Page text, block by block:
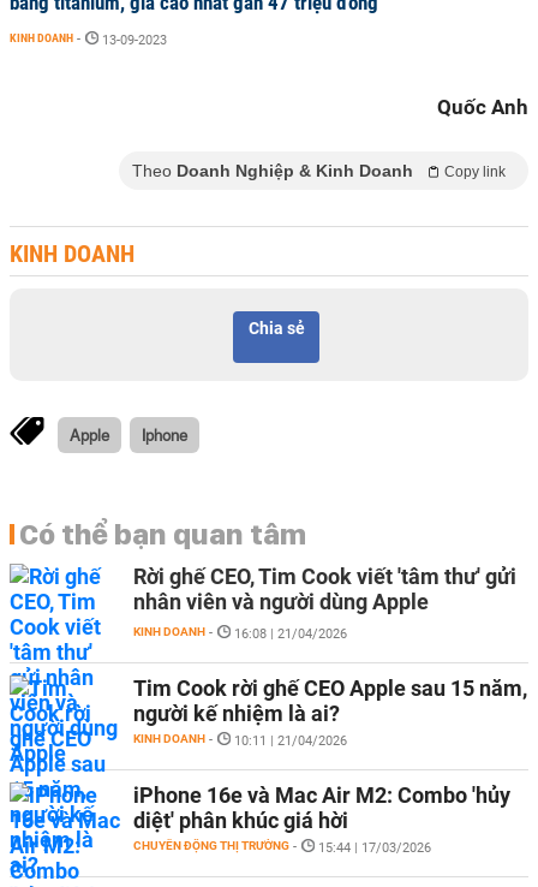
KINH DOANH - 13-09-2023
Quốc Anh
Theo Doanh Nghiệp & Kinh Doanh Copy link
KINH DOANH
Chia sẻ
Apple Iphone
Có thể bạn quan tâm
Rời ghế CEO, Tim Cook viết 'tâm thư' gửi
nhân viên và người dùng Apple
KINH DOANH - 16:08 | 21/04/2026
Tim Cook rời ghế CEO Apple sau 15 năm,
người kế nhiệm là ai?
KINH DOANH - 10:11 | 21/04/2026
iPhone 16e và Mac Air M2: Combo 'hủy
diệt' phân khúc giá hời
CHUYỂN ĐỘNG THỊ TRƯỜNG - 15:44 | 17/03/2026